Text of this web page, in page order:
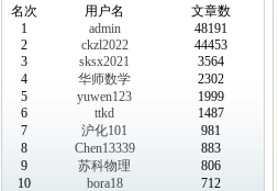
名次 用户名
文章数
1
admin
48191
2
ckzl2022
44453
3
sksx2021
3564
4
华师数学
2302
5
yuwen123
1999
6
ttkd
1487
7
沪化101
981
8
Chen13339
883
9
苏科物理
806
10
bora18
712